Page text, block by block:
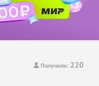
Получили: 220